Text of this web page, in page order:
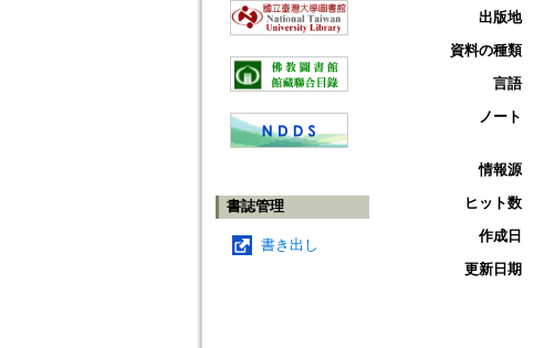
書誌管理
書き出し
出版地
資料の種類
言語
ノート
情報源
ヒット数
作成日
更新日期